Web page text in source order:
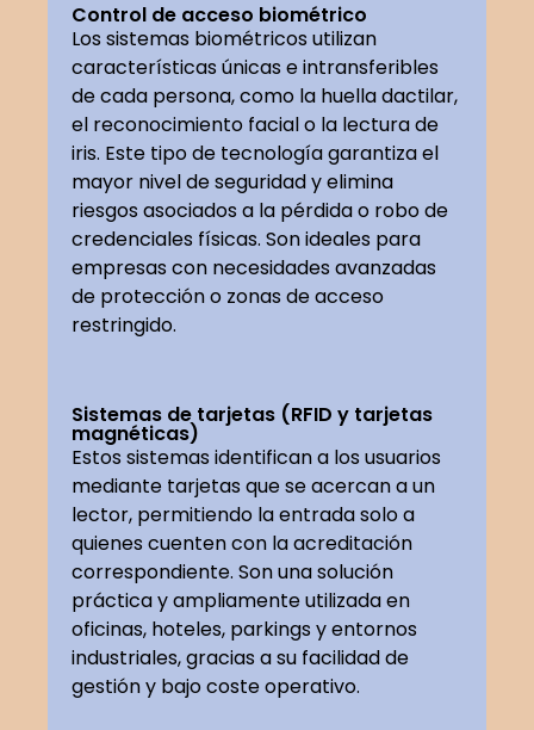
Control de acceso biométrico
Los sistemas biométricos utilizan
características únicas e intransferibles
de cada persona, como la huella dactilar,
el reconocimiento facial o la lectura de
iris. Este tipo de tecnología garantiza el
mayor nivel de seguridad y elimina
riesgos asociados a la pérdida o robo de
credenciales físicas. Son ideales para
empresas con necesidades avanzadas
de protección o zonas de acceso
restringido.
Sistemas de tarjetas (RFID y tarjetas
magnéticas)
Estos sistemas identifican a los usuarios
mediante tarjetas que se acercan a un
lector, permitiendo la entrada solo a
quienes cuenten con la acreditación
correspondiente. Son una solución
práctica y ampliamente utilizada en
oficinas, hoteles, parkings y entornos
industriales, gracias a su facilidad de
gestión y bajo coste operativo.